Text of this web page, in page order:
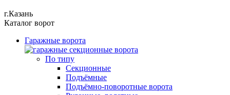
г.Казань
Каталог ворот
Гаражные ворота
По типу
Секционные
Подъёмные
Подъёмно-поворотные ворота